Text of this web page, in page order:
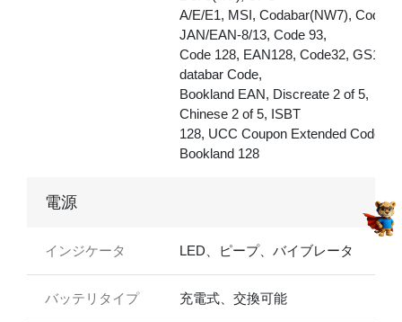
A/E/E1, MSI, Codabar(NW7), Code
JAN/EAN-8/13, Code 93,
Code 128, EAN128, Code32, GS1
databar Code,
Bookland EAN, Discreate 2 of 5,
Chinese 2 of 5, ISBT
128, UCC Coupon Extended Code,
Bookland 128
電源
インジケータ LED、ピープ、バイブレータ
バッテリタイプ 充電式、交換可能